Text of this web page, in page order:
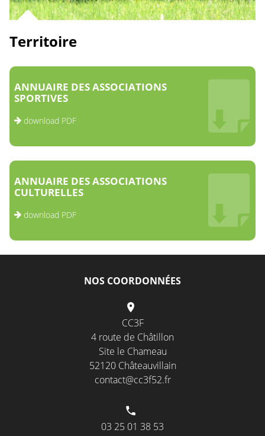
Territoire
ANNUAIRE DES ASSOCIATIONS
SPORTIVES
download PDF
ANNUAIRE DES ASSOCIATIONS
CULTURELLES
download PDF
NOS COORDONNÉES
CC3F
4 route de Châtillon
Site le Chameau
52120 Châteauvillain
contact@cc3f52.fr
03 25 01 38 53